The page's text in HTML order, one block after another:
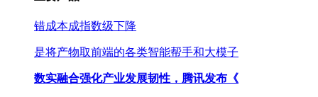
错成本成指数级下降
是将产物取前端的各类智能帮手和大模子
数实融合强化产业发展韧性，腾讯发布《